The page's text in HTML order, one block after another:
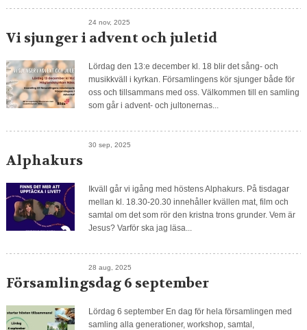
24 nov, 2025
Vi sjunger i advent och juletid
Lördag den 13:e december kl. 18 blir det sång- och
musikkväll i kyrkan. Församlingens kör sjunger både för
oss och tillsammans med oss. Välkommen till en samling
som går i advent- och jultonernas...
30 sep, 2025
Alphakurs
Ikväll går vi igång med höstens Alphakurs. På tisdagar
mellan kl. 18.30-20.30 innehåller kvällen mat, film och
samtal om det som rör den kristna trons grunder. Vem är
Jesus? Varför ska jag läsa...
28 aug, 2025
Församlingsdag 6 september
Lördag 6 september En dag för hela församlingen med
samling alla generationer, workshop, samtal,